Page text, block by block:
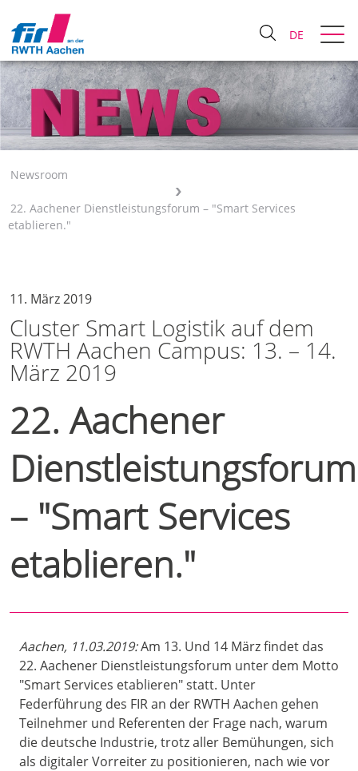
DE
Newsroom
22. Aachener Dienstleistungsforum – "Smart Services
etablieren."
11. März 2019
Cluster Smart Logistik auf dem
RWTH Aachen Campus: 13. – 14.
März 2019
22. Aachener
Dienstleistungsforum
– "Smart Services
etablieren."
Aachen, 11.03.2019:Am 13. Und 14 März findet das
22. Aachener Dienstleistungsforum unter dem Motto
"Smart Services etablieren" statt. Unter
Federführung des FIR an der RWTH Aachen gehen
Teilnehmer und Referenten der Frage nach, warum
die deutsche Industrie, trotz aller Bemühungen, sich
als digitaler Vorreiter zu positionieren, nach wie vor